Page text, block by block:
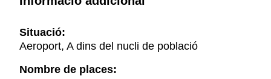
Situació:
Aeroport, A dins del nucli de població
Nombre de places: